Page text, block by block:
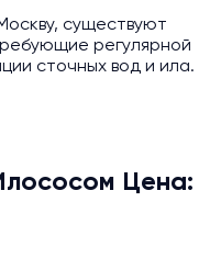
существуют
регулярной
сточных вод и ила.
Цена: